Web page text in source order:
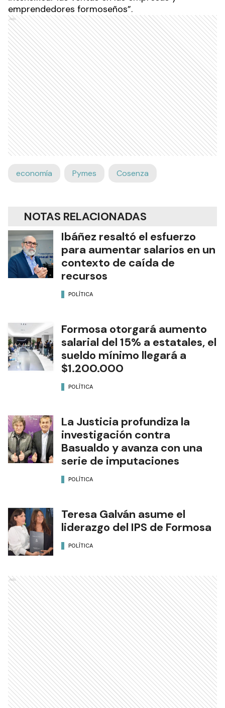
emprendedores formoseños”.
Ads
economía Pymes Cosenza
NOTAS RELACIONADAS
Ibáñez resaltó el esfuerzo
para aumentar salarios en un
contexto de caída de
recursos
POLÍTICA
Formosa otorgará aumento
salarial del 15% a estatales, el
sueldo mínimo llegará a
$1.200.000
POLÍTICA
La Justicia profundiza la
investigación contra
Basualdo y avanza con una
serie de imputaciones
POLÍTICA
Teresa Galván asume el
liderazgo del IPS de Formosa
POLÍTICA
Ads